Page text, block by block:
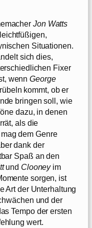
Jon Watts
Situationen.
sich dies,
Fixer
wennGeorge
kommt, ob er
bringen soll, wie
dazu, in denen
als die
dem Genre
dank der
Spaß an den
und Clooneyim
sorgen, ist
Art der Unterhaltung
und der
Tempo der ersten
wert.